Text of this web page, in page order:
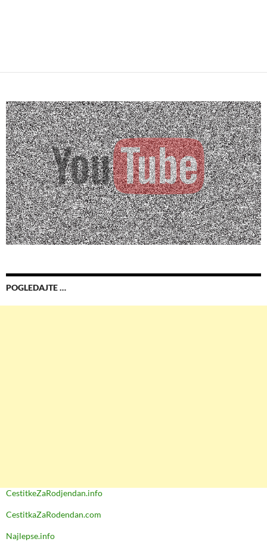
POGLEDAJTE …
CestitkeZaRodjendan.info
CestitkaZaRodendan.com
Najlepse.info